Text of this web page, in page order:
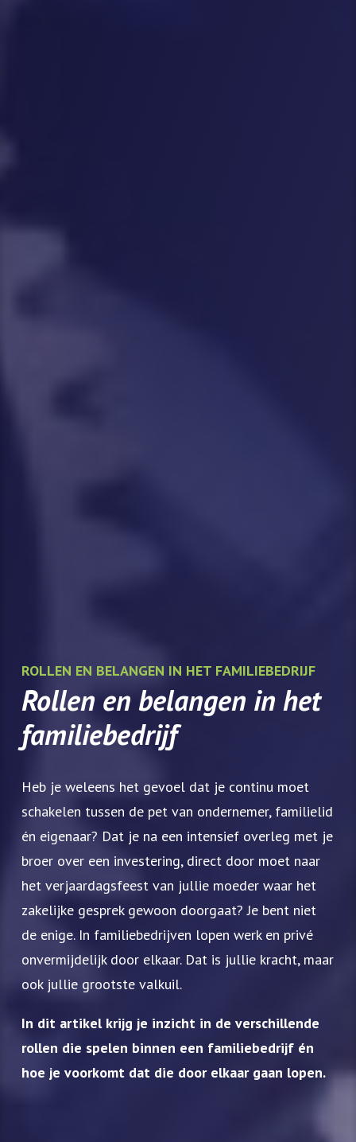
ROLLEN EN BELANGEN IN HET FAMILIEBEDRIJF
Rollen en belangen in het
familiebedrijf
Heb je weleens het gevoel dat je continu moet
schakelen tussen de pet van ondernemer, familielid
én eigenaar? Dat je na een intensief overleg met je
broer over een investering, direct door moet naar
het verjaardagsfeest van jullie moeder waar het
zakelijke gesprek gewoon doorgaat? Je bent niet
de enige. In familiebedrijven lopen werk en privé
onvermijdelijk door elkaar. Dat is jullie kracht, maar
ook jullie grootste valkuil.
In dit artikel krijg je inzicht in de verschillende
rollen die spelen binnen een familiebedrijf én
hoe je voorkomt dat die door elkaar gaan lopen.